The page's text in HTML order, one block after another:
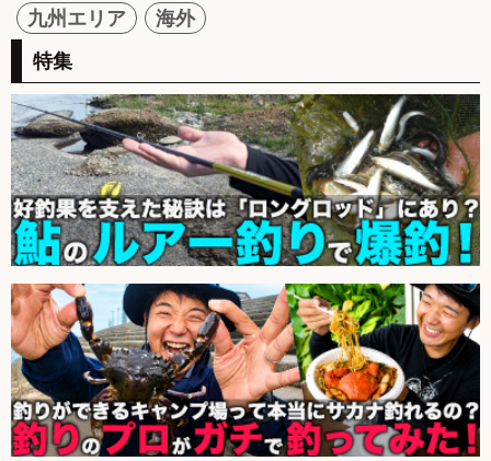
九州エリア
海外
特集